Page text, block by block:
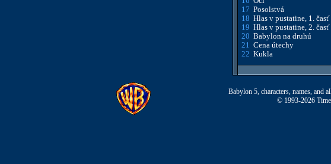
17 Posolstvá
18 Hlas v pustatine, 1. časť
19 Hlas v pustatine, 2. časť
20 Babylon na druhú
21
Cena útechy
22 Kukla
Babylon 5, characters, names, and
© 1993-2026 Time